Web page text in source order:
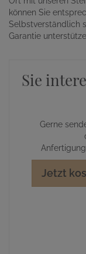
können Sie
Selbstverständlich
Garantie
Sie
Gerne
Jetzt